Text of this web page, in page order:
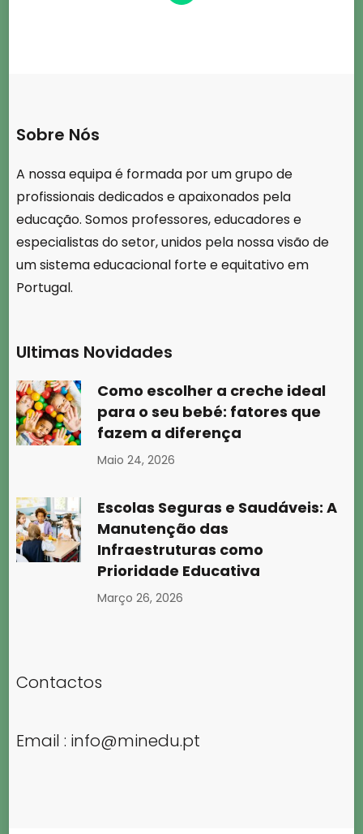
Sobre Nós
A nossa equipa é formada por um grupo de
profissionais dedicados e apaixonados pela
educação. Somos professores, educadores e
especialistas do setor, unidos pela nossa visão de
um sistema educacional forte e equitativo em
Portugal.
Ultimas Novidades
Como escolher a creche ideal
para o seu bebé: fatores que
fazem a diferença
Maio 24, 2026
Escolas Seguras e Saudáveis: A
Manutenção das
Infraestruturas como
Prioridade Educativa
Março 26, 2026
Contactos
Email : info@minedu.pt